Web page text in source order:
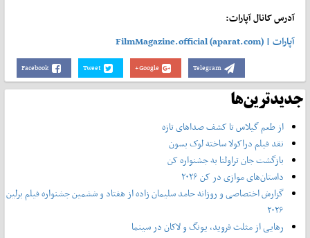
آدرس کانال آپارات:
آپارات | FilmMagazine.official (aparat.com)
Facebook Tweet Google+ Telegram
جدیدترین‌ها
از طعم گیلاس تا کشف صداهای تازه
نقد فیلم دراکولا ساخته لوک بسون
بازگشت جان تراولتا به جشنواره کن
داستان‌های موازی در کن ۲۰۲۶
گزارش اختصاصی و روزانه حامد سلیمان زاده از هفتاد و‌ ششمین جشنواره فیلم برلین
۲۰۲۶
رهایی از مثلث فروید، یونگ و لاکان در سینما